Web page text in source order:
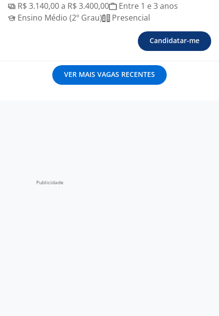
R$ 3.140,00 a R$ 3.400,00
Entre 1 e 3 anos
Ensino Médio (2º Grau)
Presencial
Candidatar-me
VER MAIS VAGAS RECENTES